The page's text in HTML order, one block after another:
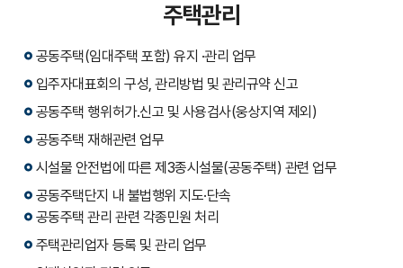
주택관리
공동주택(임대주택 포함) 유지 ·관리 업무
입주자대표회의 구성, 관리방법 및 관리규약 신고
공동주택 행위허가․신고 및 사용검사(웅상지역 제외)
공동주택 재해관련 업무
시설물 안전법에 따른 제3종시설물(공동주택) 관련 업무
공동주택단지 내 불법행위 지도·단속
공동주택 관리 관련 각종민원 처리
주택관리업자 등록 및 관리 업무